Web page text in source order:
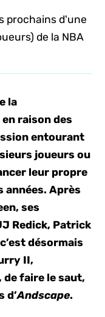
prochains d'une
de la NBA
la
raison des
entourant
joueurs ou
leur propre
années. Après
ses
Redick, Patrick
désormais
II,
de faire le saut,
d’Andscape.